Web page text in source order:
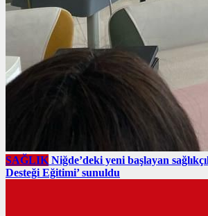
SAĞLIK Niğde’deki yeni başlayan
Desteği Eğitimi’ sunuldu